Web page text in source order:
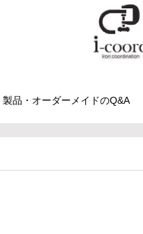
製品・オーダーメイドのQ&A